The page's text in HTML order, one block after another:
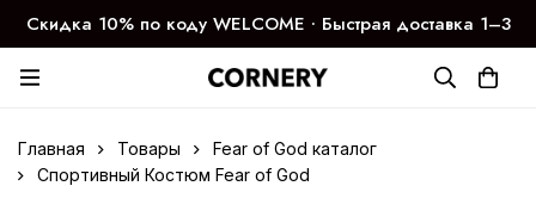
Скидка 10% по коду WELCOME ∙ Быстрая доставка 1–3
дня
Главная Товары
Fear of God каталог
Спортивный Костюм Fear of God